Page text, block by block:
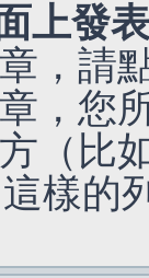
上發
，請
，您
（比
樣的